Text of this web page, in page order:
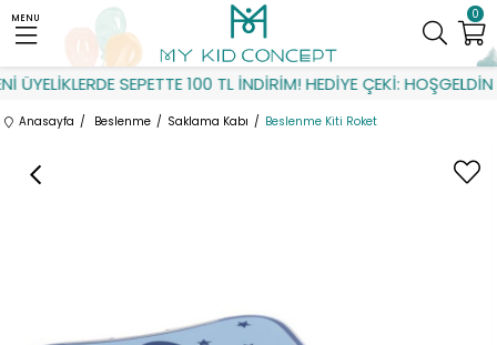
SEPETTE 100 TL İNDİRİM! HEDİYE ÇEKİ: HOŞGELDİN
0
MENU
Anasayfa Beslenme Saklama Kabı Beslenme Kiti Roket